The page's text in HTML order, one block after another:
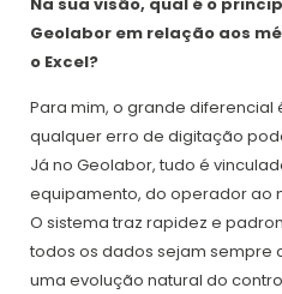
Geolabor em relação aos
o Excel?
Para mim, o grande diferencial
qualquer erro de digitação
Já no Geolabor, tudo é
equipamento, do operador ao
O sistema traz rapidez e
todos os dados sejam sempre
uma evolução natural do